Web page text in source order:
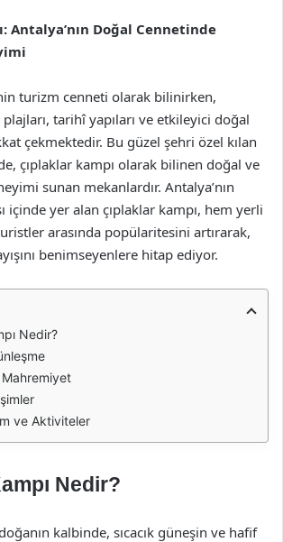
Antalya’nın Doğal Cennetinde
turizm cenneti olarak bilinirken,
tarihî yapıları ve etkileyici doğal
çekmektedir. Bu güzel şehri özel kılan
çıplaklar kampı olarak bilinen doğal ve
sunan mekanlardır. Antalya’nın
içinde yer alan çıplaklar kampı, hem yerli
arasında popülaritesini artırarak,
benimseyenlere hitap ediyor.
Nedir?
ve Aktiviteler
Nedir?
kalbinde, sıcacık güneşin ve hafif